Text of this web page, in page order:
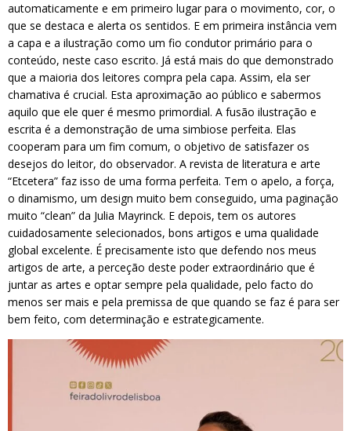
automaticamente e em primeiro lugar para o movimento, cor, o
que se destaca e alerta os sentidos. E em primeira instância vem
a capa e a ilustração como um fio condutor primário para o
conteúdo, neste caso escrito. Já está mais do que demonstrado
que a maioria dos leitores compra pela capa. Assim, ela ser
chamativa é crucial. Esta aproximação ao público e sabermos
aquilo que ele quer é mesmo primordial. A fusão ilustração e
escrita é a demonstração de uma simbiose perfeita. Elas
cooperam para um fim comum, o objetivo de satisfazer os
desejos do leitor, do observador. A revista de literatura e arte
“Etcetera” faz isso de uma forma perfeita. Tem o apelo, a força,
o dinamismo, um design muito bem conseguido, uma paginação
muito “clean” da Julia Mayrinck. E depois, tem os autores
cuidadosamente selecionados, bons artigos e uma qualidade
global excelente. É precisamente isto que defendo nos meus
artigos de arte, a perceção deste poder extraordinário que é
juntar as artes e optar sempre pela qualidade, pelo facto do
menos ser mais e pela premissa de que quando se faz é para ser
bem feito, com determinação e estrategicamente.